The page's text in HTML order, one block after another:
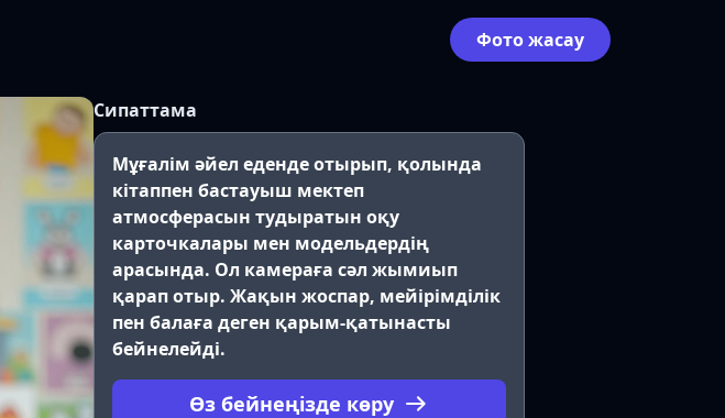
Фото жасау
Сипаттама
Мұғалім әйел еденде отырып, қолында
кітаппен бастауыш мектеп
атмосферасын тудыратын оқу
карточкалары мен модельдердің
арасында. Ол камераға сәл жымиып
қарап отыр. Жақын жоспар, мейірімділік
пен балаға деген қарым-қатынасты
бейнелейді.
Өз бейнеңізде көру